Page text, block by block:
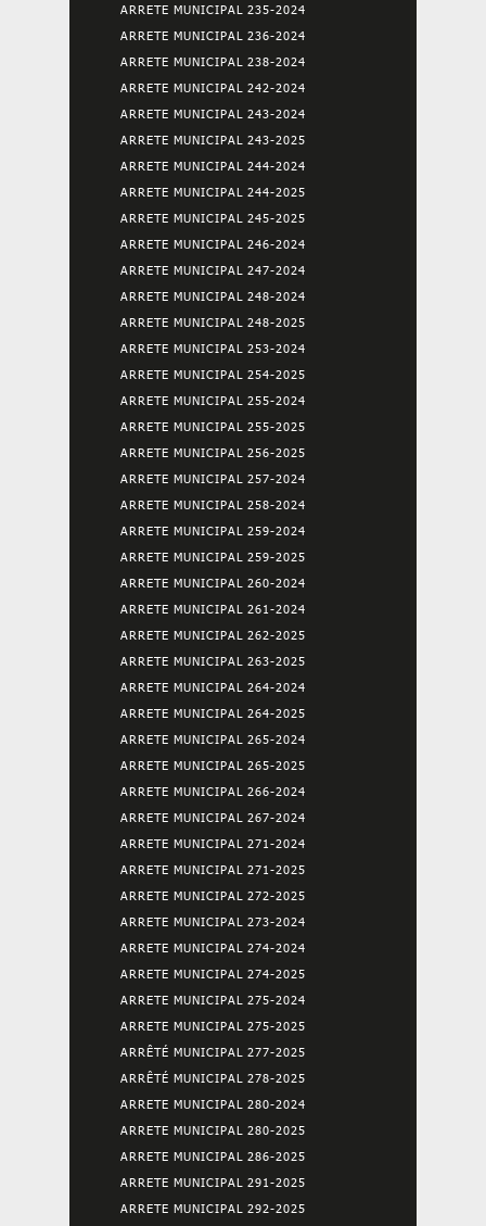
ARRETE MUNICIPAL 235-2024
ARRETE MUNICIPAL 236-2024
ARRETE MUNICIPAL 238-2024
ARRETE MUNICIPAL 242-2024
ARRETE MUNICIPAL 243-2024
ARRETE MUNICIPAL 243-2025
ARRETE MUNICIPAL 244-2024
ARRETE MUNICIPAL 244-2025
ARRETE MUNICIPAL 245-2025
ARRETE MUNICIPAL 246-2024
ARRETE MUNICIPAL 247-2024
ARRETE MUNICIPAL 248-2024
ARRETE MUNICIPAL 248-2025
ARRETE MUNICIPAL 253-2024
ARRETE MUNICIPAL 254-2025
ARRETE MUNICIPAL 255-2024
ARRETE MUNICIPAL 255-2025
ARRETE MUNICIPAL 256-2025
ARRETE MUNICIPAL 257-2024
ARRETE MUNICIPAL 258-2024
ARRETE MUNICIPAL 259-2024
ARRETE MUNICIPAL 259-2025
ARRETE MUNICIPAL 260-2024
ARRETE MUNICIPAL 261-2024
ARRETE MUNICIPAL 262-2025
ARRETE MUNICIPAL 263-2025
ARRETE MUNICIPAL 264-2024
ARRETE MUNICIPAL 264-2025
ARRETE MUNICIPAL 265-2024
ARRETE MUNICIPAL 265-2025
ARRETE MUNICIPAL 266-2024
ARRETE MUNICIPAL 267-2024
ARRETE MUNICIPAL 271-2024
ARRETE MUNICIPAL 271-2025
ARRETE MUNICIPAL 272-2025
ARRETE MUNICIPAL 273-2024
ARRETE MUNICIPAL 274-2024
ARRETE MUNICIPAL 274-2025
ARRETE MUNICIPAL 275-2024
ARRETE MUNICIPAL 275-2025
ARRÊTÉ MUNICIPAL 277-2025
ARRÊTÉ MUNICIPAL 278-2025
ARRETE MUNICIPAL 280-2024
ARRETE MUNICIPAL 280-2025
ARRETE MUNICIPAL 286-2025
ARRETE MUNICIPAL 291-2025
ARRETE MUNICIPAL 292-2025